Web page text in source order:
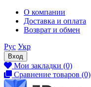
О компании
Доставка и оплата
Возврат и обмен
Рус Укр
Вход
Мои закладки (0)
Сравнение товаров (0)